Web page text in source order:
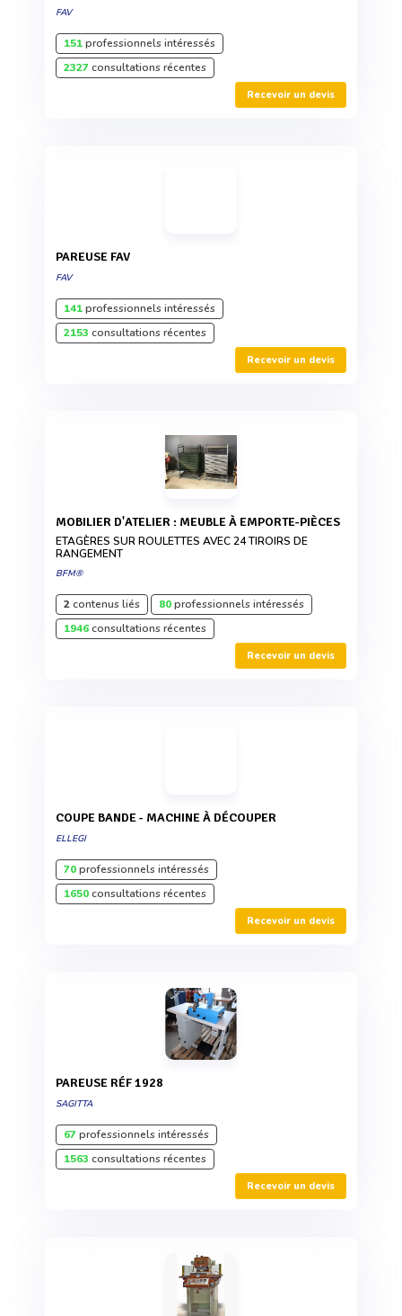
FAV
151professionnels intéressés
2327consultations récentes
Recevoir un devis
PAREUSE FAV
FAV
141professionnels intéressés
2153 consultations récentes
Recevoir un devis
MOBILIER D'ATELIER : MEUBLE À EMPORTE-PIÈCES
ETAGÈRES SUR ROULETTES AVEC 24 TIROIRS DE
RANGEMENT
BFM®
2contenus liés 80professionnels intéressés
1946consultations récentes
Recevoir un devis
COUPE BANDE - MACHINE À DÉCOUPER
ELLEGI
70professionnels intéressés
1650consultations récentes
Recevoir un devis
PAREUSE RÉF 1928
SAGITTA
67professionnels intéressés
1563 consultations récentes
Recevoir un devis